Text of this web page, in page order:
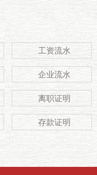
工资流水
企业流水
离职证明
存款证明